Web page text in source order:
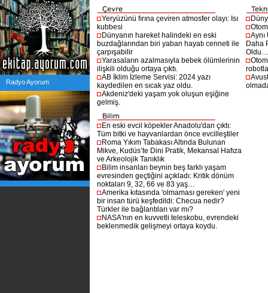
Radyo Ayorum
Yeryüzünü fırına çeviren atmosfer olayı: Isı
kubbesi
Dünyanın hareket halindeki en eski
buzdağlarından biri yaban hayatı cenneti ile
çarpışabilir
Yarasaların azalmasıyla bebek ölümlerinin
ilişkili olduğu ortaya çıktı.
AB İklim İzleme Servisi: 2024 yazı
kaydedilen en sıcak yaz oldu.
Akdeniz'deki yaşam yok oluşun eşiğine
gelmiş.
Daha
Oldu…
En eski evcil köpekler Anadolu'dan çıktı:
Tüm bitki ve hayvanlardan önce evcilleştiler
Roma Yıkım Tabakası Altında Bulunan
Mikve, Kudüs’te Dini Pratik, Mekansal Hafıza
ve Arkeolojik Tanıklık
Bilim insanları beynin beş farklı yaşam
evresinden geçtiğini açıkladı: Kritik dönüm
noktaları 9, 32, 66 ve 83 yaş…
Amerika kıtasında 'olmaması gereken' yeni
bir insan türü keşfedildi: Checua nedir?
Türkler ile bağlantıları var mı?
NASA'nın en kuvvetli teleskobu, evrendeki
beklenmedik gelişmeyi ortaya koydu.